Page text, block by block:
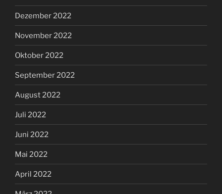
Dezember 2022
November 2022
Oktober 2022
September 2022
August 2022
Juli 2022
Juni 2022
Mai 2022
April 2022